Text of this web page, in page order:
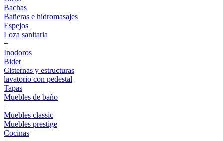
Bachas
Bañeras e hidromasajes
Espejos
Loza sanitaria
+
Inodoros
Bidet
Cisternas y estructuras
lavatorio con pedestal
Tapas
Muebles de baño
+
Muebles classic
Muebles prestige
Cocinas